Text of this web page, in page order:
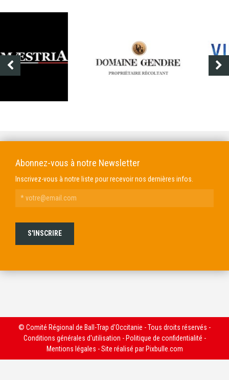
Abonnez-vous à notre Newsletter
Inscrivez-vous à notre liste pour recevoir nos dernières infos.
© Comité Régional de Ball-Trap d'Occitanie - Tous droits réservés -
Conditions générales d'utilisation - Politique de confidentialité -
Mentions légales - Site réalisé par Pixbulle.com